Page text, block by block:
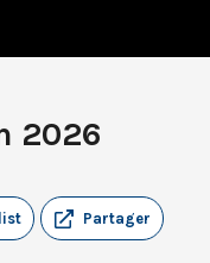
2026
Partager